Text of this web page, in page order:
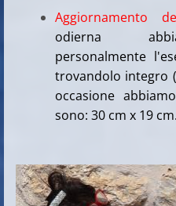
Aggiornamento
odierna
personalmente
trovandolo integro
occasione
sono: 30 cm x 19 cm.